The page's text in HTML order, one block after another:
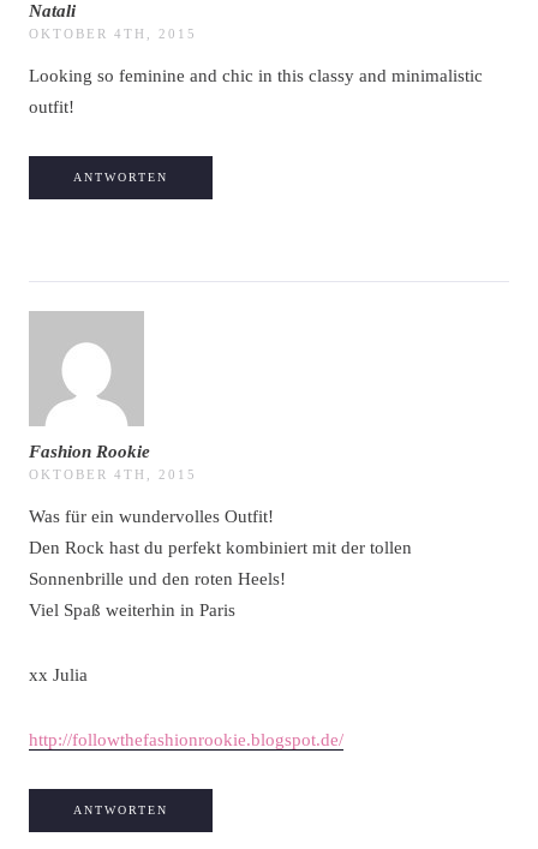
Natali
OKTOBER 4TH, 2015
Looking so feminine and chic in this classy and minimalistic
outfit!
ANTWORTEN
Fashion Rookie
OKTOBER 4TH, 2015
Was für ein wundervolles Outfit!
Den Rock hast du perfekt kombiniert mit der tollen
Sonnenbrille und den roten Heels!
Viel Spaß weiterhin in Paris
xx Julia
http://followthefashionrookie.blogspot.de/
ANTWORTEN